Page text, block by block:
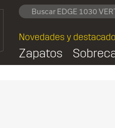
Novedades y
Zapatos